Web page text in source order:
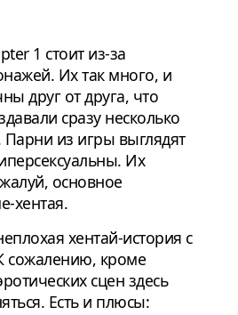
1 стоит из-за
Их так много, и
друг от друга, что
сразу несколько
из игры выглядят
Их
основное
хентая.
хентай-история с
сожалению, кроме
сцен здесь
Есть и плюсы: